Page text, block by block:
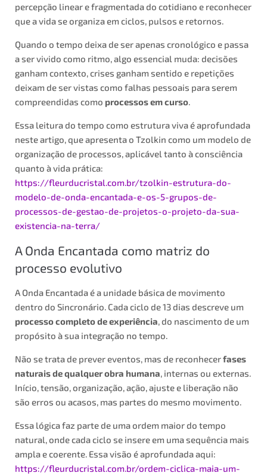
percepção linear e fragmentada do cotidiano e reconhecer
que a vida se organiza em ciclos, pulsos e retornos.
Quando o tempo deixa de ser apenas cronológico e passa
a ser vivido como ritmo, algo essencial muda: decisões
ganham contexto, crises ganham sentido e repetições
deixam de ser vistas como falhas pessoais para serem
compreendidas como processos em curso.
Essa leitura do tempo como estrutura viva é aprofundada
neste artigo, que apresenta o Tzolkin como um modelo de
organização de processos, aplicável tanto à consciência
quanto à vida prática:
https://fleurducristal.com.br/tzolkin-estrutura-do-
modelo-de-onda-encantada-e-os-5-grupos-de-
processos-de-gestao-de-projetos-o-projeto-da-sua-
existencia-na-terra/
A Onda Encantada como matriz do
processo evolutivo
A Onda Encantada é a unidade básica de movimento
dentro do Sincronário. Cada ciclo de 13 dias descreve um
processo completo de experiência, do nascimento de um
propósito à sua integração no tempo.
Não se trata de prever eventos, mas de reconhecerfases
naturais de qualquer obra humana, internas ou externas.
Início, tensão, organização, ação, ajuste e liberação não
são erros ou acasos, mas partes do mesmo movimento.
Essa lógica faz parte de uma ordem maior do tempo
natural, onde cada ciclo se insere em uma sequência mais
ampla e coerente. Essa visão é aprofundada aqui:
https://fleurducristal.com.br/ordem-ciclica-maia-um-